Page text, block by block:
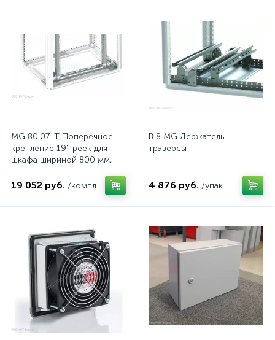
MG 80.07 IT Поперечное
крепление 19'' реек для
шкафа шириной 800 мм,
19 052 руб. /компл
B 8 MG Держатель
траверсы
4 876 руб. /упак